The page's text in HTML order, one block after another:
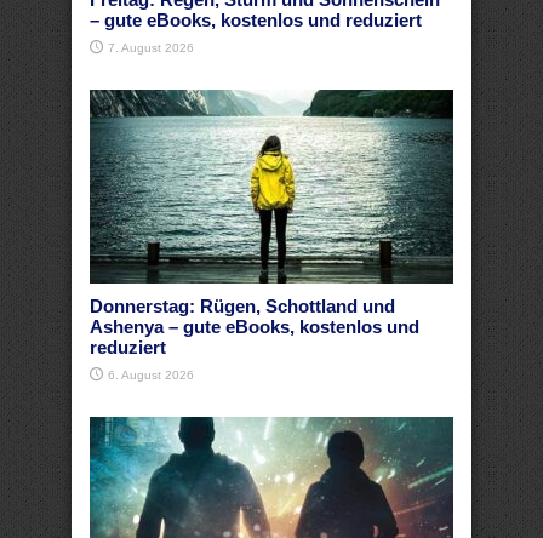
– gute eBooks, kostenlos und reduziert
7. August 2026
Donnerstag: Rügen, Schottland und
Ashenya – gute eBooks, kostenlos und
reduziert
6. August 2026